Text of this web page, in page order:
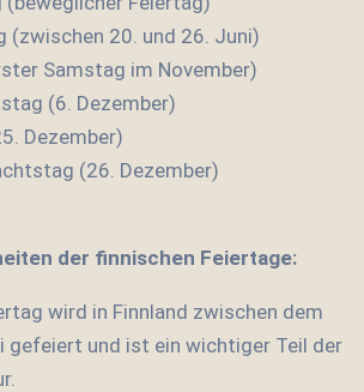
20. und 26. Juni)
Samstag im November)
(6. Dezember)
Dezember)
(26. Dezember)
der finnischen Feiertage:
wird in Finnland zwischen dem
gefeiert und ist ein wichtiger Teil der
.